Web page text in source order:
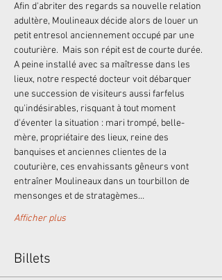
Afin d'abriter des regards sa nouvelle relation
adultère, Moulineaux décide alors de louer un
petit entresol anciennement occupé par une
couturière.  Mais son répit est de courte durée.
A peine installé avec sa maîtresse dans les
lieux, notre respecté docteur voit débarquer
une succession de visiteurs aussi farfelus
qu'indésirables, risquant à tout moment
d'éventer la situation : mari trompé, belle-
mère, propriétaire des lieux, reine des
banquises et anciennes clientes de la
couturière, ces envahissants gêneurs vont
entraîner Moulineaux dans un tourbillon de
mensonges et de stratagèmes…
Afficher plus
Billets